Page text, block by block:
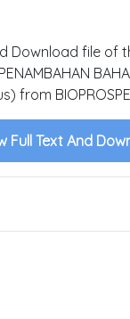
file of
from
Full Text And